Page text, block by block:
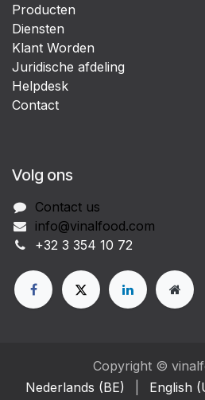
Producten
Diensten
Klant Worden
Juridische afdeling
Helpdesk
Contact
Volg ons
Contact us
info@vinalfood.com
+32 3 354 10 72
Copyright ©
Nederlands (BE)
English